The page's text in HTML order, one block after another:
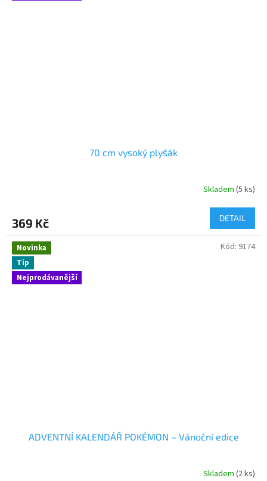
70 cm vysoký plyšák
Skladem (5 ks)
369 Kč DETAIL
Novinka
Tip
Nejprodávanější
ADVENTNÍ KALENDÁŘ POKÉMON – Vánoční edice
Skladem (2 ks)
Kód: 9174